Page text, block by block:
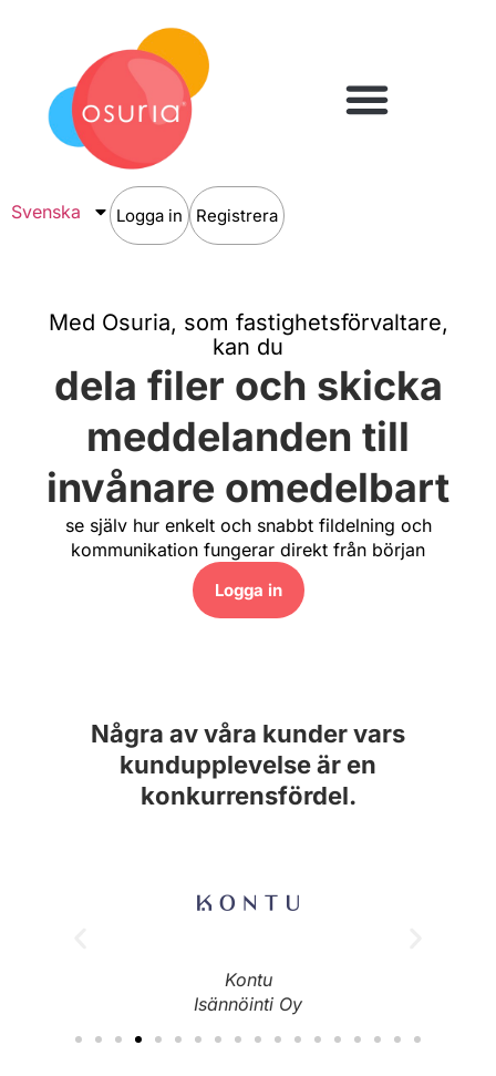
Svenska Logga in Registrera
Med Osuria, som fastighetsförvaltare,
kan du
dela filer och skicka
meddelanden till
invånare omedelbart
se själv hur enkelt och snabbt fildelning och
kommunikation fungerar direkt från början
Logga in​
Några av våra kunder vars
kundupplevelse är en
konkurrensfördel.​
Kontu
Isännöinti Oy